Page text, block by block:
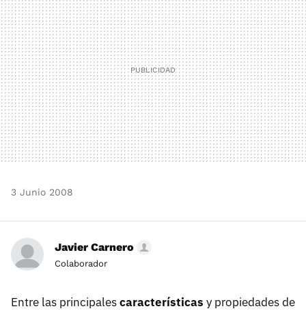
3 Junio 2008
Javier Carnero
Colaborador
Entre las principalescaracterísticas y propiedades de